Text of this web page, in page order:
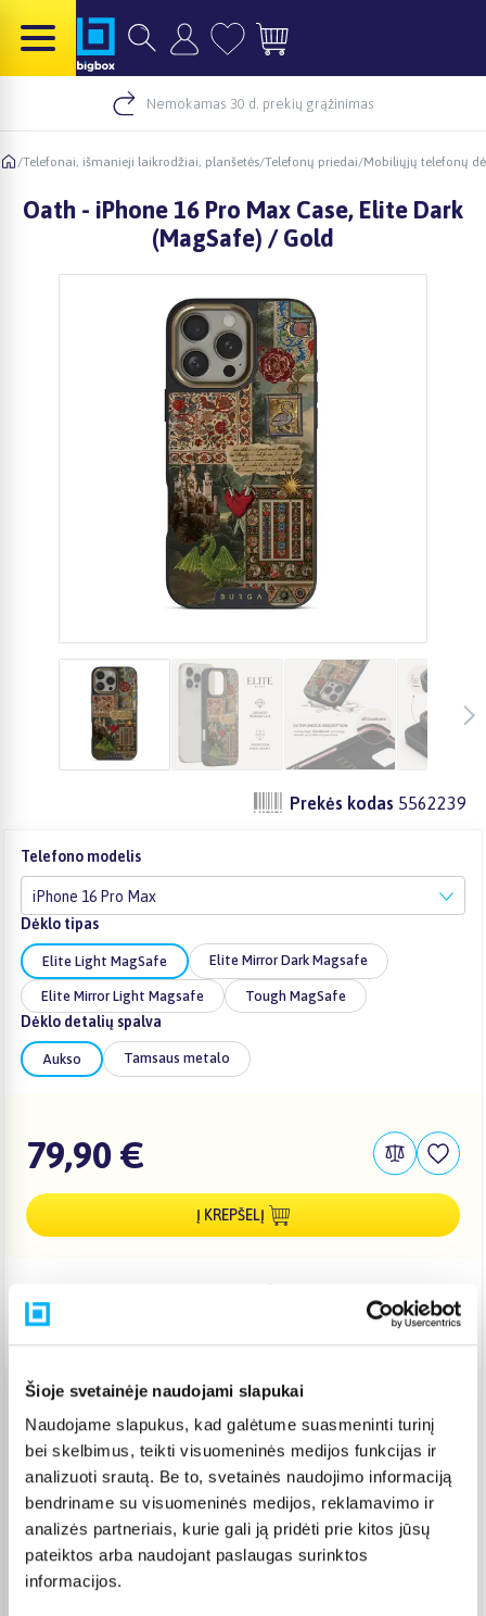
Šioje svetainėje naudojami slapukai
Naudojame slapukus, kad galėtume suasmeninti turinį
bei skelbimus, teikti visuomeninės medijos funkcijas ir
analizuoti srautą. Be to, svetainės naudojimo informaciją
bendriname su visuomeninės medijos, reklamavimo ir
analizės partneriais, kurie gali ją pridėti prie kitos jūsų
pateiktos arba naudojant paslaugas surinktos
informacijos.
Nemokamas 30 d. prekių grąžinimas
/Telefonai, išmanieji laikrodžiai, planšetės/Telefonų priedai/Mobiliųjų telefonų
Oath - iPhone 16 Pro Max Case, Elite Dark
(MagSafe) / Gold
Prekės kodas 5562239
Telefono modelis
iPhone 16 Pro Max
Dėklo tipas
Elite Light MagSafe Elite Mirror Dark Magsafe
Elite Mirror Light Magsafe Tough MagSafe
Dėklo detalių spalva
Aukso Tamsaus metalo
79,90 €
Į KREPŠELĮ
Venipak paštomatas ( 2,39 €
Pristato ir šeštadienį
Rugpjūtis 12d. - Rugpjūtis 17d.
Venipak kurjeris (2,99 €)
Rugpjūtis 12d. - Rugpjūtis 17d.
Omniva paštomatas 2,39 €)
Rugpjūtis 12d. - Rugpjūtis 17d.